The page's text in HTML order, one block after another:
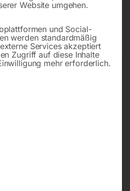
Website umgehen.
und Social-
werden standardmäßig
Services akzeptiert
Zugriff auf diese Inhalte
mehr erforderlich.